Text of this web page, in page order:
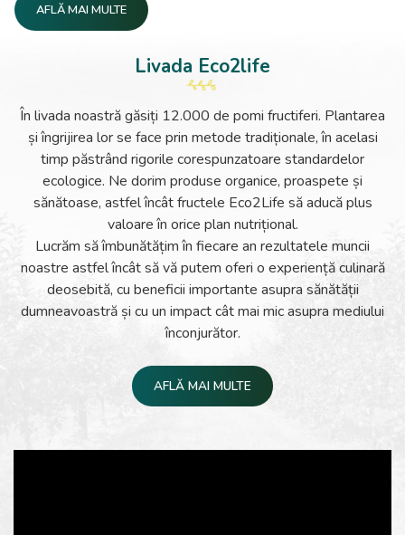
Am crescut în picioarele goale, cocoțați în pom, mușcând din
fetelor cercei roșii din cireșe bine coapte. Ce mai râdeam
când cerceii ajungeau și ei să fie mâncați!
Ne-am făcut mari și am înțeles că o livadă bogată înseamnă
muncă, cunoaștere și multă pasiune în același timp.
Eco2Life s-a născut din amintiri neprețuite și experiența a
trei generații. Ne-am adaptat timpurilor printr-o gândire
antreprenorială și vă punem pe masă fructe sănătoase,
crescute ecologic.
Cei 12.000 de pomi fructiferi din livada noastră sunt doar
începutul. Ne-am luat angajamentul să livrăm produse de
calitate, să ne respectăm moștenirea și să iubim natura.
AFLĂ MAI MULTE
Livada Eco2life
În livada noastră găsiți 12.000 de pomi fructiferi. Plantarea
și îngrijirea lor se face prin metode tradiționale, în acelasi
timp păstrând rigorile corespunzatoare standardelor
ecologice. Ne dorim produse organice, proaspete și
sănătoase, astfel încât fructele Eco2Life să aducă plus
valoare în orice plan nutrițional.
Lucrăm să îmbunătățim în fiecare an rezultatele muncii
noastre astfel încât să vă putem oferi o experiență culinară
deosebită, cu beneficii importante asupra sănătății
dumneavoastră și cu un impact cât mai mic asupra mediului
înconjurător.
AFLĂ MAI MULTE